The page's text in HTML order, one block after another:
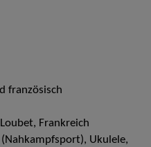
französisch
Frankreich
Ukulele,